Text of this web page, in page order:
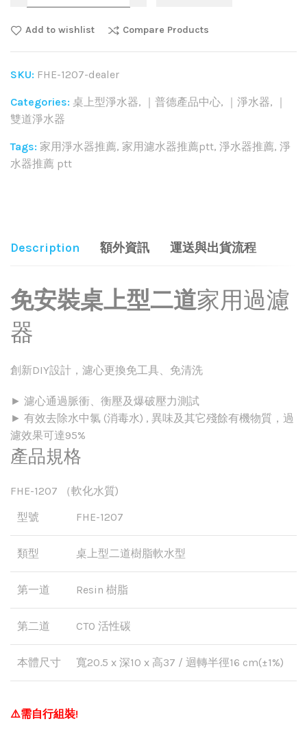
Add to wishlist Compare Products
SKU: FHE-1207-dealer
Categories: 桌上型淨水器, ｜普德產品中心, ｜淨水器,
｜
雙道淨水器
Tags: 家用淨水器推薦, 家用濾水器推薦ptt, 淨水器推薦, 淨
水器推薦 ptt
Description 額外資訊 運送與出貨流程
免安裝桌上型二道家用過濾
器
創新DIY設計，濾心更換免工具、免清洗
► 濾心通過脈衝、衡壓及爆破壓力測試
► 有效去除水中氯 (消毒水) , 異味及其它殘餘有機物質，過
濾效果可達95%
產品規格
FHE-1207 （軟化水質)
型號
FHE-1207
類型 桌上型二道樹脂軟水型
第一道 Resin 樹脂
第二道 CTO 活性碳
本體尺寸 寬20.5 x 深10 x 高37 / 迴轉半徑16 cm(±1%)
⚠️需自行組裝!